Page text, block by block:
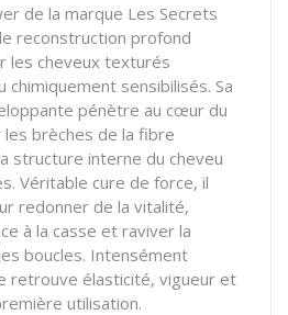
de la marque Les Secrets
reconstruction profond
les cheveux texturés
chimiquement sensibilisés. Sa
pénètre au cœur du
brèches de la fibre
structure interne du cheveu
Véritable cure de force, il
redonner de la vitalité,
à la casse et raviver la
boucles. Intensément
retrouve élasticité, vigueur et
utilisation.